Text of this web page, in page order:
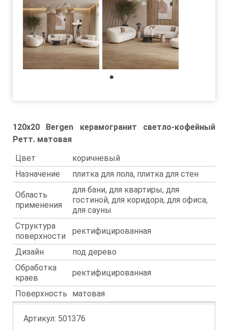
120x20 Bergen керамогранит светло-кофейный
Ретт. матовая
Цвет
коричневый
Назначение
плитка для пола, плитка для стен
Область
применения
для бани, для квартиры, для
гостиной, для коридора, для офиса,
для сауны
Структура
поверхности
ректифицированная
Дизайн
под дерево
Обработка
краев
ректифицированная
Поверхность матовая
Артикул: 501376